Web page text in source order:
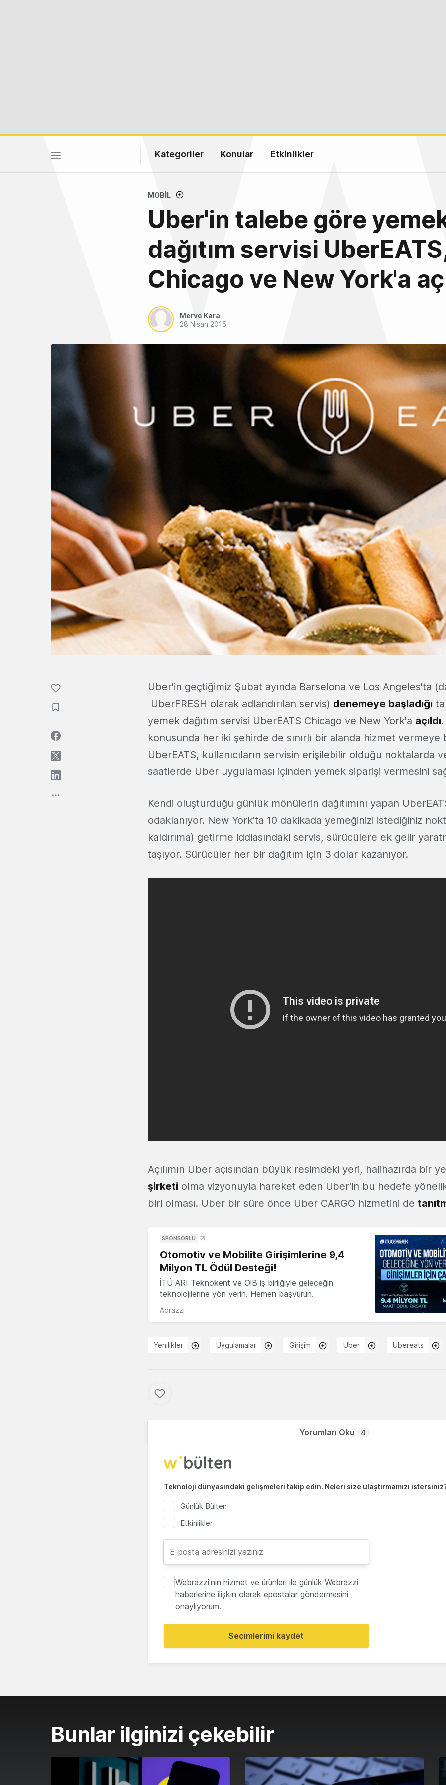
Kategoriler Konular Etkinlikler
MOBIL
Uber'in talebe göre
dağıtım servisi
Chicago ve New York'a
Merve Kara
28 Nisan 2015
Uber'in geçtiğimiz Şubat ayında Barselona ve Los Angeles'ta
UberFRESH olarak adlandırılan servis) denemeye başladığı
yemek dağıtım servisi UberEATS Chicago ve New York'a açıldı
konusunda her iki şehirde de sınırlı bir alanda hizmet vermeye
UberEATS, kullanıcıların servisin erişilebilir olduğu noktalarda
saatlerde Uber uygulaması içinden yemek siparişi vermesini
Kendi oluşturduğu günlük mönülerin dağıtımını yapan
odaklanıyor. New York'ta 10 dakikada yemeğinizi istediğiniz
kaldırıma) getirme iddiasındaki servis, sürücülere ek gelir
taşıyor. Sürücüler her bir dağıtım için 3 dolar kazanıyor.
Açılımın Uber açısından büyük resimdeki yeri, halihazırda bir
şirketi olma vizyonuyla hareket eden Uber'in bu hedefe yönelik
biri olması. Uber bir süre önce Uber CARGO hizmetini de
SPONSORLU
Otomotiv ve Mobilite Girişimlerine 9,4
Milyon TL Ödül Desteği!
İTÜ ARI Teknokent ve OİB iş birliğiyle geleceğin
teknolojilerine yön verin. Hemen başvurun.
Adrazzi
Yenilikler Uygulamalar Girişim Uber Ubereats
Yorumları Oku 4
Teknoloji dünyasındaki gelişmeleri takip edin. Neleri size ulaştırmamızı
Günlük Bülten
Etkinlikler
Webrazzi'nin hizmet ve ürünleri ile günlük Webrazzi
haberlerine ilişkin olarak epostalar göndermesini
onaylıyorum.
Seçimlerimi kaydet
Bunlar ilginizi çekebilir